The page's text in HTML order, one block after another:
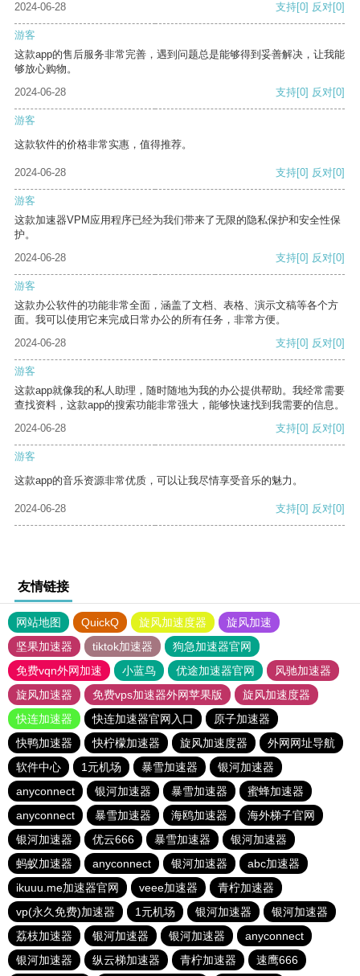
2024-06-28
支持[0] 反对[0]
游客
这款app的售后服务非常完善，遇到问题总是能够得到妥善解决，让我能
够放心购物。
2024-06-28
支持[0] 反对[0]
游客
这款软件的价格非常实惠，值得推荐。
2024-06-28 支持[0] 反对[0]
游客
这款加速器VPM应用程序已经为我们带来了无限的隐私保护和安全性保
护。
2024-06-28
支持[0] 反对[0]
游客
这款办公软件的功能非常全面，涵盖了文档、表格、演示文稿等各个方
面。我可以使用它来完成日常办公的所有任务，非常方便。
2024-06-28
支持[0] 反对[0]
游客
这款app就像我的私人助理，随时随地为我的办公提供帮助。我经常需要
查找资料，这款app的搜索功能非常强大，能够快速找到我需要的信息。
2024-06-28
支持[0] 反对[0]
游客
这款app的音乐资源非常优质，可以让我尽情享受音乐的魅力。
2024-06-28 支持[0] 反对[0]
友情链接
网站地图 QuickQ 旋风加速度器
旋风加速
坚果加速器
tiktok加速器
狗急加速器官网
免费vqn外网加速
小蓝鸟 优途加速器官网
风驰加速器
旋风加速器
免费vps加速器外网苹果版
旋风加速度器
快连加速器
快连加速器官网入口
原子加速器
快鸭加速器
快柠檬加速器 旋风加速度器
外网网址导航
软件中心
1元机场 暴雪加速器
银河加速器
anyconnect
银河加速器 暴雪加速器
蜜蜂加速器
anyconnect
暴雪加速器 海鸥加速器
海外梯子官网
银河加速器
优云666 暴雪加速器
银河加速器
蚂蚁加速器
anyconnect 银河加速器
abc加速器
ikuuu.me加速器官网
veee加速器
青柠加速器
vp(永久免费)加速器
1元机场 银河加速器
银河加速器
荔枝加速器
银河加速器 银河加速器
anyconnect
银河加速器
纵云梯加速器 青柠加速器 速鹰666